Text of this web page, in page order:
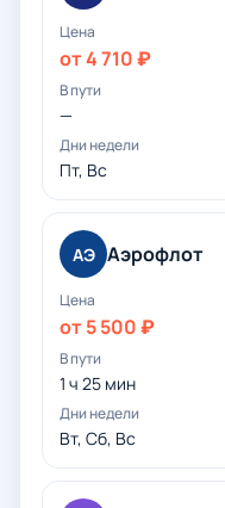
от 4 710 ₽
—
Пт, Вс
АЭ Аэрофлот
от 5 500 ₽
1 ч 25 мин
Вт, Сб, Вс